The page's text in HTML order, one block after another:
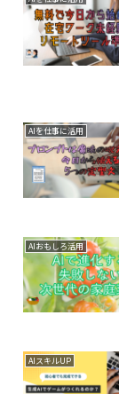
AIを仕事に活用
AIおもしろ活用
AIスキルUP